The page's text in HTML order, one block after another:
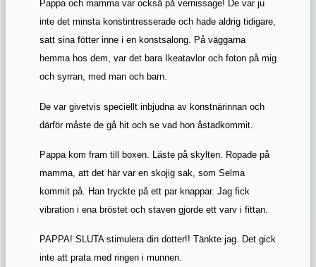
Pappa och mamma var också på vernissage! De var ju
inte det minsta konstintresserade och hade aldrig tidigare,
satt sina fötter inne i en konstsalong. På väggarna
hemma hos dem, var det bara Ikeatavlor och foton på mig
och syrran, med man och barn.
De var givetvis speciellt inbjudna av konstnärinnan och
därför måste de gå hit och se vad hon åstadkommit.
Pappa kom fram till boxen. Läste på skylten. Ropade på
mamma, att det här var en skojig sak, som Selma
kommit på. Han tryckte på ett par knappar. Jag fick
vibration i ena bröstet och staven gjorde ett varv i fittan.
PAPPA! SLUTA stimulera din dotter!! Tänkte jag. Det gick
inte att prata med ringen i munnen.